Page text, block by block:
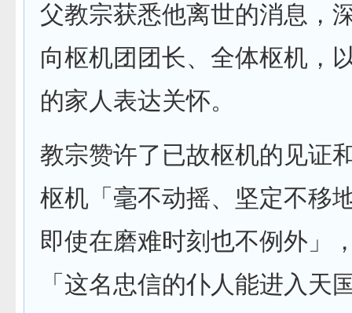
父教宗获悉他离世的消息，
向枢机团团长、全体枢机，
的家人表达关怀。
教宗赞许了已故枢机的见证
枢机「毫不动摇、坚定不移
即使在磨难时刻也不例外」
「这名忠信的仆人能进入天